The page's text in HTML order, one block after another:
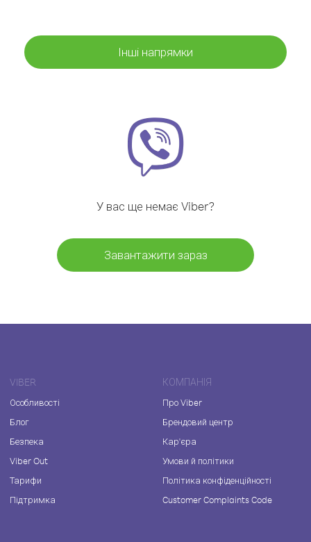
Інші напрямки
У вас ще немає Viber?
Завантажити зараз
VIBER
Особливості
Блог
Безпека
Viber Out
Тарифи
Підтримка
КОМПАНІЯ
Про Viber
Брендовий центр
Кар'єра
Умови й політики
Політика конфіденційності
Customer Complaints Code